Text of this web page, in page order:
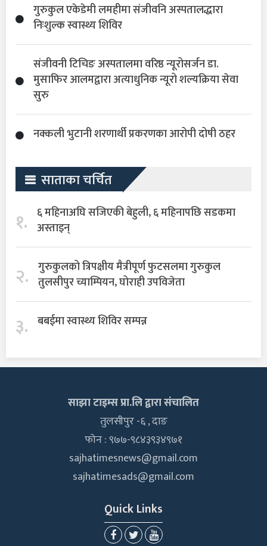
गुरुकुल एकेडेमी लमहीमा संजीवनि अस्पतालद्धारा
निःशुल्क स्वास्थ्य शिविर
संजीवनी टिचिङ अस्पतालमा वरिष्ठ न्यूरोसर्जन डा.
मुसाफिर आलमद्वारा अत्याधुनिक न्यूरो शल्यक्रिया सेवा
सुरु
नक्कली भुटानी शरणार्थी प्रकरणका आरोपी दोषी ठहर
साताका चर्चित
१. ६ महिनाअघि सजिएकी बेहुली, ६ महिनापछि सडकमा
अस्ताइन्
२. गुरुकुलको त्रिपक्षीय मैत्रीपूर्ण फुटसलमा गुरुकुल
तुलसीपुर च्याम्पियन, घोराही उपविजेता
३. बबईमा स्वास्थ्य शिविर सम्पन्न
साझा टाइम्स प्रा.लि द्वारा संचालित
तुलसीपुर -६ , दाङ
फोन : ९७७-९८४३९३४९७१
sajhatimesnews@gmail.com
sajhatimesads@gmail.com
Quick Links